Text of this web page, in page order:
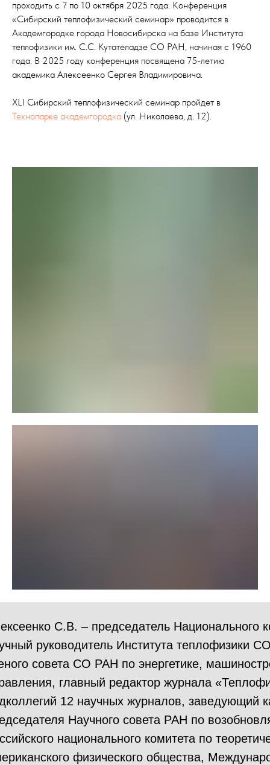
проходить с 7 по 10 октября 2025 года. Конференция
«Сибирский теплофизический семинар» проводится в
Академгородке города Новосибирска на базе Института
теплофизики им. С.С. Кутателадзе СО РАН, начиная с 1960
года. В 2025 году конференция посвящена 75-летию
академика Алексеенко Сергея Владимировича.
XLI Сибирский теплофизический семинар пройдет в
Технопарке академгородка (ул. Николаева, д. 12).
С.В. – председатель Национального
руководитель Института теплофизики
совета СО РАН по энергетике,
главный редактор журнала
12 научных журналов, заведующий
Научного совета РАН по
национального комитета по
физического общества,